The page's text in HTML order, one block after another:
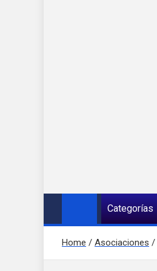
Categorías
Home Asociaciones